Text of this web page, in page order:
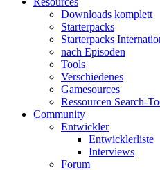
Downloads komplett
Starterpacks
Starterpacks
nach Episoden
Tools
Verschiedenes
Gamesources
Ressourcen Search-
Community
Entwickler
Entwicklerliste
Interviews
Forum